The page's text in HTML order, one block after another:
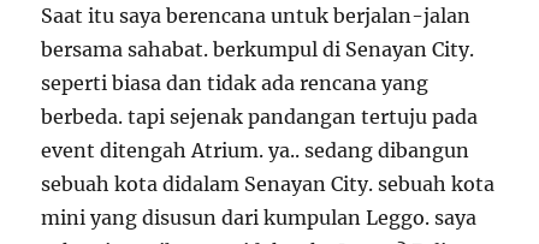
Saat itu saya berencana untuk berjalan-jalan
bersama sahabat. berkumpul di Senayan City.
seperti biasa dan tidak ada rencana yang
berbeda. tapi sejenak pandangan tertuju pada
event ditengah Atrium. ya.. sedang dibangun
sebuah kota didalam Senayan City. sebuah kota
mini yang disusun dari kumpulan Leggo. saya